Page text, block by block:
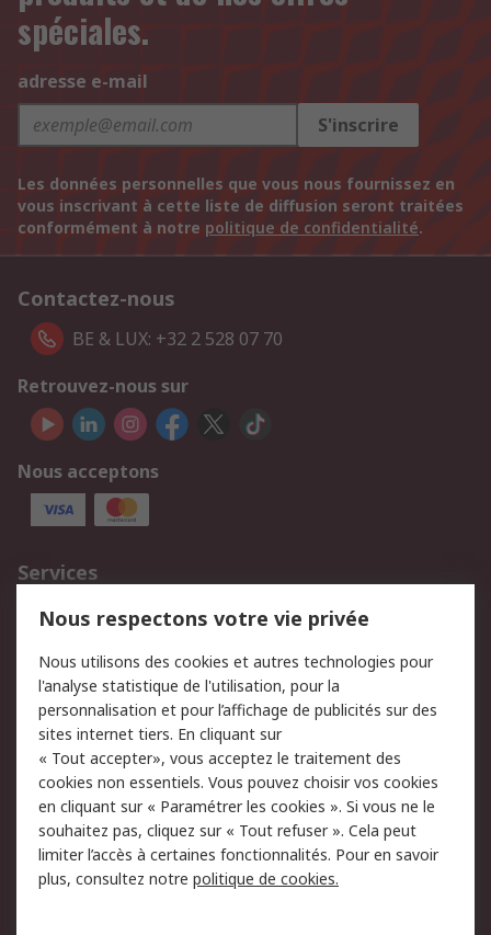
spéciales.
adresse e-mail
S'inscrire
Les données personnelles que vous nous fournissez en
vous inscrivant à cette liste de diffusion seront traitées
conformément à notre politique de confidentialité.
Contactez-nous
BE & LUX: +32 2 528 07 70
Retrouvez-nous sur
Nous acceptons
Services
750.000 produits
2.500 marques
Retours
Support technique
Track & trace
Legal
Politique de cookies
Sécurité des e-mails
Politique de protection
des données - Mise à
jour
Conditions générales
de vente
Nous respectons votre vie privée
Nous utilisons des cookies et autres technologies pour
l'analyse statistique de l'utilisation, pour la
personnalisation et pour l’affichage de publicités sur des
sites internet tiers. En cliquant sur
« Tout accepter», vous acceptez le traitement des
cookies non essentiels. Vous pouvez choisir vos cookies
en cliquant sur « Paramétrer les cookies ». Si vous ne le
souhaitez pas, cliquez sur « Tout refuser ». Cela peut
limiter l’accès à certaines fonctionnalités. Pour en savoir
plus, consultez notre politique de cookies.